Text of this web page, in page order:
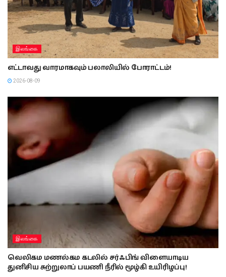
இலங்கை
எட்டாவது வாரமாகவும் பலாலியில் போராட்டம்!
2026-08-09
இலங்கை
வெலிகம மணல்கம கடலில் சர்ஃபிங் விளையாடிய
துனிசிய சுற்றுலாப் பயணி நீரில் மூழ்கி உயிரிழப்பு!